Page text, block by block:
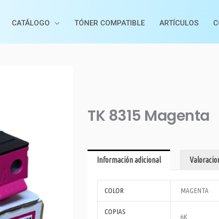
CATÁLOGO TÓNER COMPATIBLE ARTÍCULOS
TK 8315 Magenta
Información adicional
COLOR MAGENTA
COPIAS
6K